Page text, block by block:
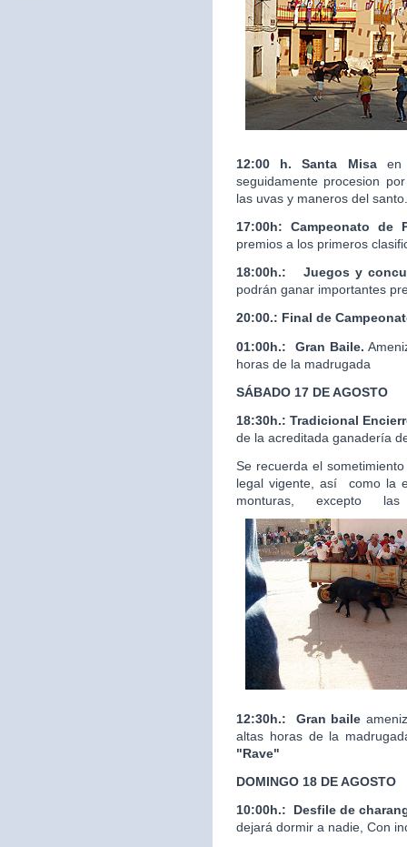
12:00 h. Santa Misaen
seguidamente procesion
las uvas y maneros del santo.
17:00h: Campeonato de
premios a los primeros
18:00h.:
Juegos y
podrán ganar importantes
20:00.: Final de
01:00h.: Gran Baile.
horas de la madrugada
SÁBADO 17 DE AGOSTO
18:30h.: Tradicional
de la acreditada ganadería
Se recuerda el
legal vigente, así como la
monturas, excepto
12:30h.: Gran baile
altas horas de la
"Rave"
DOMINGO 18 DE AGOSTO
10:00h.:
Desfile de
dejará dormir a nadie, Con